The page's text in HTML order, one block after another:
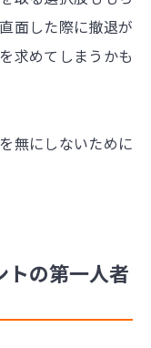
面した際に撤退が
求めてしまうかも
無にしないために
トの第一人者